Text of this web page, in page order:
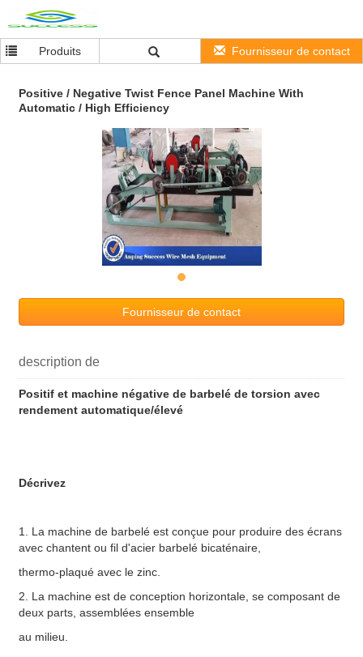
Produits Fournisseur de contact
Positive / Negative Twist Fence Panel Machine With
Automatic / High Efficiency
Fournisseur de contact
description de
Positif et machine négative de barbelé de torsion avec
rendement automatique/élevé
Décrivez
1. La machine de barbelé est conçue pour produire des écrans
avec chantent ou fil d'acier barbelé bicaténaire,
thermo-plaqué avec le zinc.
2. La machine est de conception horizontale, se composant de
deux parts, assemblées ensemble
au milieu.